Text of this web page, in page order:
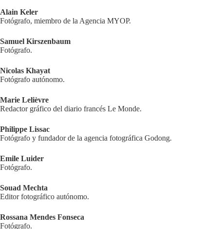
Alain Keler
Fotógrafo, miembro de la Agencia MYOP.
Samuel Kirszenbaum
Fotógrafo.
Nicolas Khayat
Fotógrafo autónomo.
Marie Lelièvre
Redactor gráfico del diario francés Le Monde.
Philippe Lissac
Fotógrafo y fundador de la agencia fotográfica Godong.
Emile Luider
Fotógrafo.
Souad Mechta
Editor fotográfico autónomo.
Rossana Mendes Fonseca
Fotógrafo.